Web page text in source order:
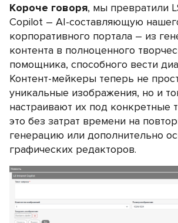
Короче говоря, мы превратили
Copilot – АI-составляющую
корпоративного портала – из
контента в полноценного
помощника, способного вести
Контент-мейкеры теперь не
уникальные изображения, но и
настраивают их под конкретные
это без затрат времени на
генерацию или дополнительно
графических редакторов.